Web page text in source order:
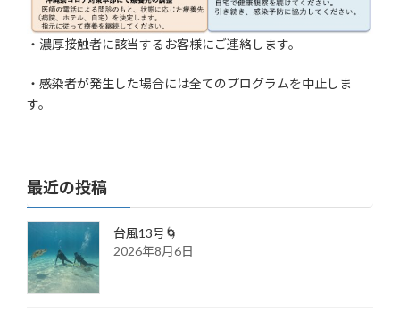
・濃厚接触者に該当するお客様にご連絡します。
・感染者が発生した場合には全てのプログラムを中止しま
す。
最近の投稿
台風13号🌀
2026年8月6日